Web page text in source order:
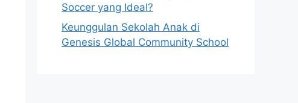
Soccer yang Ideal?
Keunggulan Sekolah Anak di
Genesis Global Community School